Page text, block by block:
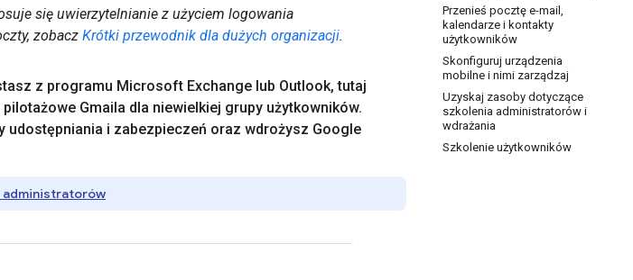
Przenieś pocztę e-mail,
kalendarze i kontakty
użytkowników
Skonfiguruj urządzenia
mobilne i nimi zarządzaj
Uzyskaj zasoby dotyczące
szkolenia administratorów i
wdrażania
Szkolenie użytkowników
się uwierzytelnianie z użyciem logowania
zobacz Krótki przewodnik dla dużych organizacji.
z programu Microsoft Exchange lub Outlook, tutaj
Gmaila dla niewielkiej grupy użytkowników.
udostępniania i zabezpieczeń oraz wdrożysz Google
administratorów